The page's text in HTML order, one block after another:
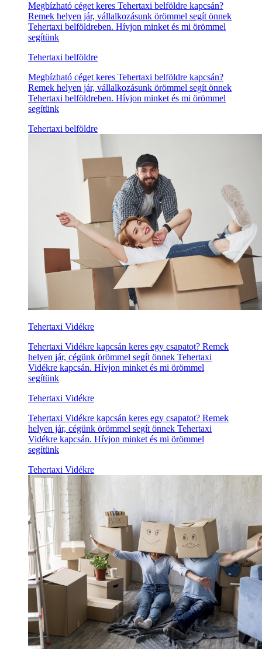
Megbízható céget keres Tehertaxi belföldre kapcsán?
Remek helyen jár, vállalkozásunk örömmel segít önnek
Tehertaxi belföldreben. Hívjon minket és mi örömmel
segítünk
Tehertaxi belföldre
Megbízható céget keres Tehertaxi belföldre kapcsán?
Remek helyen jár, vállalkozásunk örömmel segít önnek
Tehertaxi belföldreben. Hívjon minket és mi örömmel
segítünk
Tehertaxi belföldre
Tehertaxi Vidékre
Tehertaxi Vidékre kapcsán keres egy csapatot? Remek
helyen jár, cégünk örömmel segít önnek Tehertaxi
Vidékre kapcsán. Hívjon minket és mi örömmel
segítünk
Tehertaxi Vidékre
Tehertaxi Vidékre kapcsán keres egy csapatot? Remek
helyen jár, cégünk örömmel segít önnek Tehertaxi
Vidékre kapcsán. Hívjon minket és mi örömmel
segítünk
Tehertaxi Vidékre